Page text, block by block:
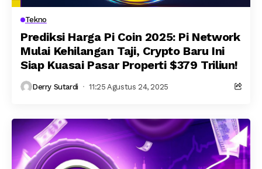
Tekno
Prediksi Harga Pi Coin 2025: Pi Network
Mulai Kehilangan Taji, Crypto Baru Ini
Siap Kuasai Pasar Properti $379 Triliun!
Derry Sutardi 11:25 Agustus 24, 2025